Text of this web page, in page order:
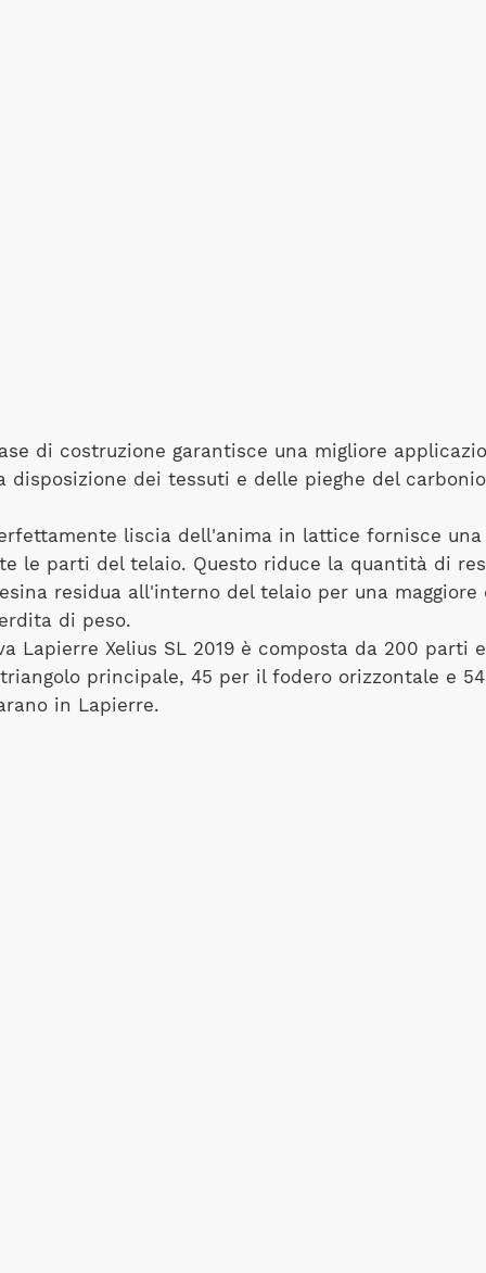
di costruzione garantisce una migliore
disposizione dei tessuti e delle pieghe del
liscia dell'anima in lattice fornisce una
le parti del telaio. Questo riduce la quantità di
residua all'interno del telaio per una maggiore
di peso.
Lapierre Xelius SL 2019 è composta da 200 parti
principale, 45 per il fodero orizzontale e
in Lapierre.